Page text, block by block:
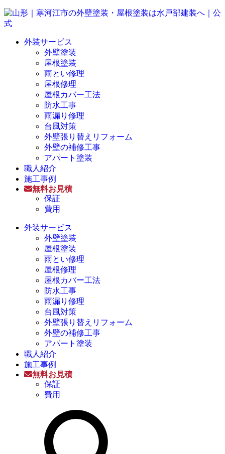
外装サービス
外壁塗装
屋根塗装
雨とい修理
屋根修理
屋根カバー工法
防水工事
雨漏り修理
台風対策
外壁張り替えリフォーム
外壁の補修工事
アパート塗装
職人紹介
施工事例
無料お見積
保証
費用
外装サービス
外壁塗装
屋根塗装
雨とい修理
屋根修理
屋根カバー工法
防水工事
雨漏り修理
台風対策
外壁張り替えリフォーム
外壁の補修工事
アパート塗装
職人紹介
施工事例
無料お見積
保証
費用